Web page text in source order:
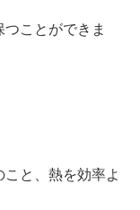
ことができま
と、熱を効率よ